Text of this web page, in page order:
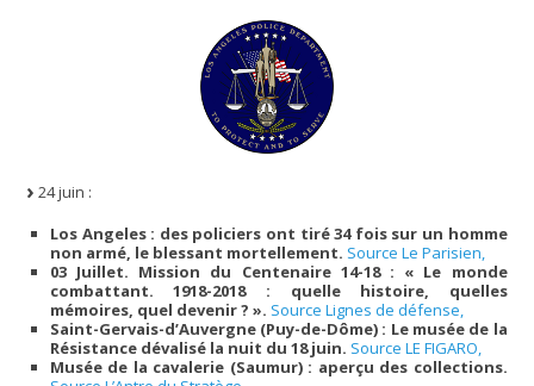
24 juin :
Los Angeles : des policiers ont tiré 34 fois sur un homme
non armé, le blessant mortellement. Source Le Parisien,
03 Juillet. Mission du Centenaire 14-18 : « Le monde
combattant. 1918-2018 : quelle histoire, quelles
mémoires, quel devenir ? ». Source Lignes de défense,
Saint-Gervais-d’Auvergne (Puy-de-Dôme) : Le musée de la
Résistance dévalisé la nuit du 18 juin. Source LE FIGARO,
Musée de la cavalerie (Saumur) : aperçu des collections.